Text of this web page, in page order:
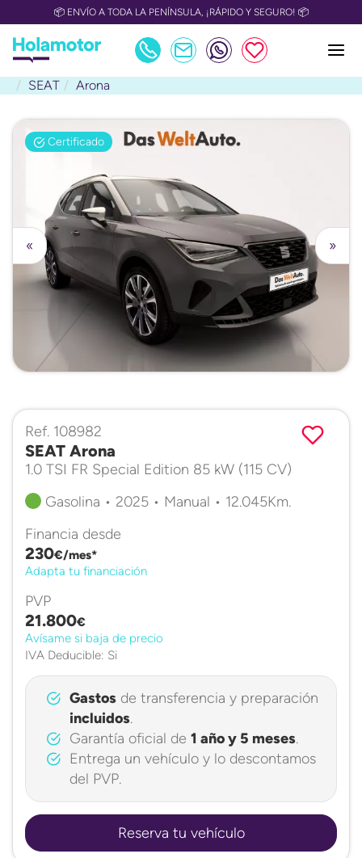
📦 ENVÍO A TODA LA PENÍNSULA, ¡RÁPIDO Y SEGURO! 📦
SEAT Arona
Certificado
»
«
Ref. 108982
SEAT Arona
1.0 TSI FR Special Edition 85 kW (115 CV)
Gasolina • 2025 • Manual • 12.045Km.
Financia desde
230€/mes*
Adapta tu financiación
PVP
21.800€
Avísame si baja de precio
IVA Deducible: Si
Gastosde transferencia y preparación
incluidos.
Garantía oficial de 1 año y 5 meses.
Entrega un vehículo y lo descontamos
del PVP.
Reserva tu vehículo